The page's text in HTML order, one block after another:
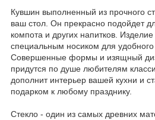
Кувшин выполненный из прочного
ваш стол. Он прекрасно подойдет
компота и других напитков.
специальным носиком для
Совершенные формы и изящный
придутся по душе любителям
дополнит интерьер вашей кухни и
подарком к любому празднику.
Стекло - один из самых древних